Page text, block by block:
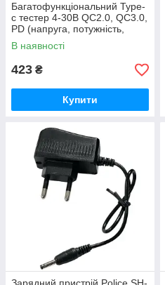
Багатофункціональний Type-
c тестер 4-30В QC2.0, QC3.0,
PD (напруга, потужність,
ємність, таймер)
В наявності
423 ₴
Купити